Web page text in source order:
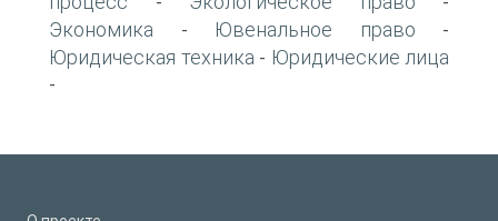
Экономика - Ювенальное право -
Юридическая техника - Юридические лица
-